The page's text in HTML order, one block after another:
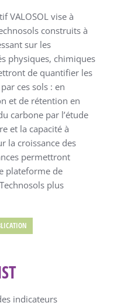
VALOSOL vise à
construits à
sur les
physiques, chimiques
de quantifier les
ces sols : en
et de rétention en
carbone par l’étude
et la capacité à
la croissance des
permettront
plateforme de
plus
indicateurs